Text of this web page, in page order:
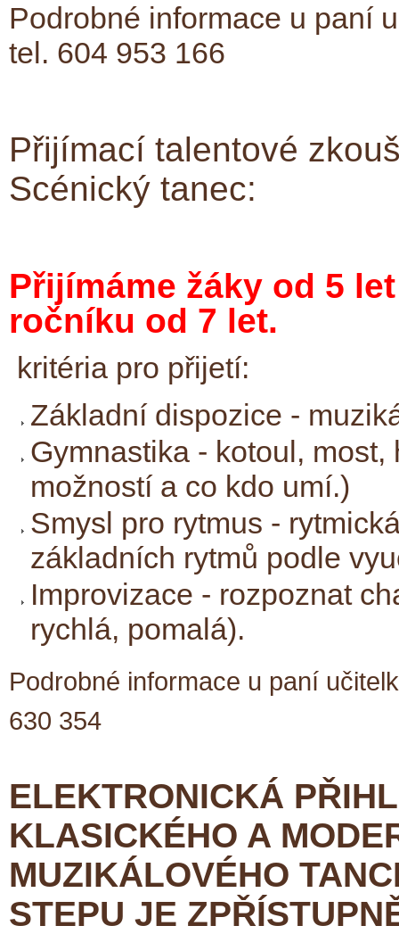
Podrobné informace u paní
tel. 604 953 166
Přijímací talentové
Scénický tanec:
Přijímáme žáky od 5
ročníku od 7 let.
kritéria pro přijetí:
Základní dispozice -
Gymnastika - kotoul,
možností a co kdo umí.)
Smysl pro rytmus -
základních rytmů podle
Improvizace - rozpoznat
rychlá, pomalá).
Podrobné informace u paní
630 354
ELEKTRONICKÁ
KLASICKÉHO A
MUZIKÁLOVÉHO
STEPU JE